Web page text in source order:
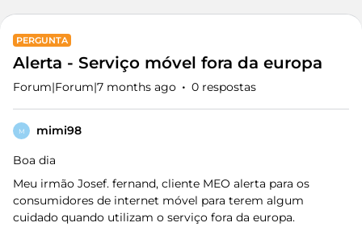
PERGUNTA
Alerta - Serviço móvel fora da europa
Forum|Forum|7 months ago 0 respostas
M mimi98
Boa dia
Meu irmão Josef. fernand, cliente MEO alerta para os
consumidores de internet móvel para terem algum
cuidado quando utilizam o serviço fora da europa.